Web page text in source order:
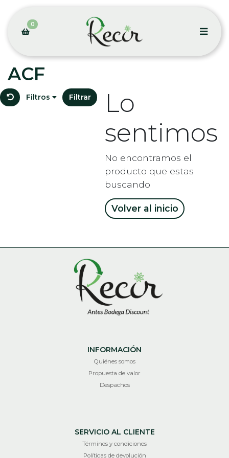
0
ACF
Filtros Filtrar
Lo
sentimos
No encontramos el
producto que estas
buscando
Volver al inicio
INFORMACIÓN
Quiénes somos
Propuesta de valor
Despachos
SERVICIO AL CLIENTE
Términos y condiciones
Políticas de devolución